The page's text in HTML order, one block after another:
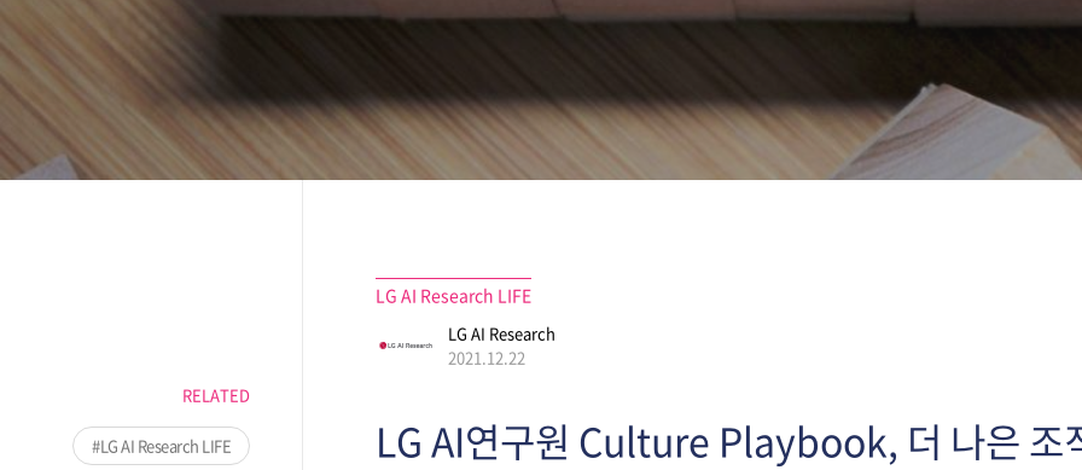
RELATED
LG AI Research LIFE
LG AI Research LIFE
LG AI Research
2021.12.22
LG AI연구원 Culture Playbook, 더 나은 조